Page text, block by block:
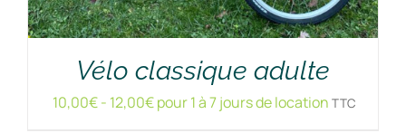
Vélo classique adulte
10,00€- 12,00€pour 1 à 7 jours de location TTC
RÉSERVER ! DÉTAILS